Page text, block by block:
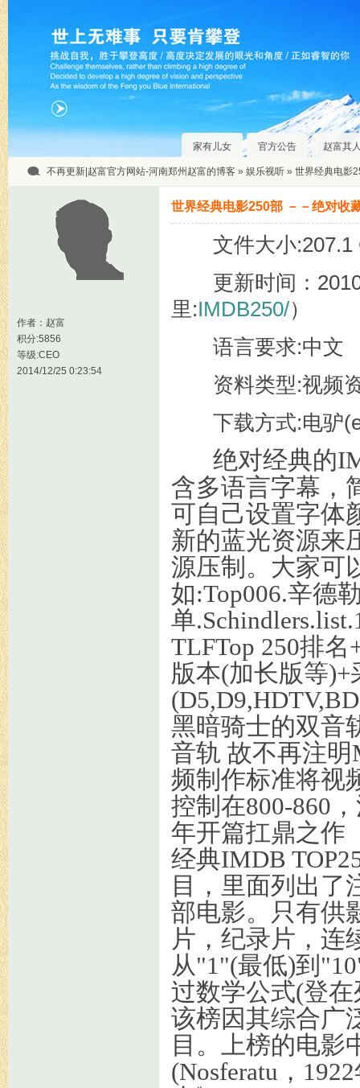
家有儿女 官方公告 赵富其
不再更新|赵富官方网站-河南郑州赵富的博客 » 娱乐视听 » 世界经典电影
作者： 赵富
积分:5856
等级:CEO
2014/12/25 0:23:54
世界经典电影250部 －－绝对收
文件大小:207.1
更新时间：2010
里:IMDB250/）
语言要求:中文
资料类型:视频
下载方式:电驴
绝对经典的
含多语言字幕，
可自己设置字体
新的蓝光资源来
源压制。大家可
如:Top006.辛德
单
TLFTop 250排
版本(加长版等)+
黑暗骑士的双音
音轨 故不再注
频制作标准将视
控制在800-860
年开篇扛鼎之作
经典IMDB
目，里面列出了
部电影。只有供
片，纪录片，连
从"1"(最低)到
过数学公式(登
该榜因其综合广
目。上榜的电影
(Nosferatu，